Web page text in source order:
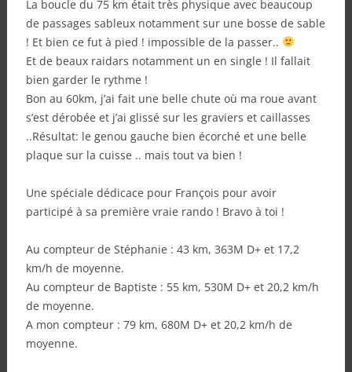
La boucle du 75 km était très physique avec beaucoup
de passages sableux notamment sur une bosse de sable
! Et bien ce fut à pied ! impossible de la passer..
Et de beaux raidars notamment un en single ! Il fallait
bien garder le rythme !
Bon au 60km, j’ai fait une belle chute où ma roue avant
s’est dérobée et j’ai glissé sur les graviers et caillasses
..Résultat: le genou gauche bien écorché et une belle
plaque sur la cuisse .. mais tout va bien !
Une spéciale dédicace pour François pour avoir
participé à sa première vraie rando ! Bravo à toi !
Au compteur de Stéphanie : 43 km, 363M D+ et 17,2
km/h de moyenne.
Au compteur de Baptiste : 55 km, 530M D+ et 20,2 km/h
de moyenne.
A mon compteur : 79 km, 680M D+ et 20,2 km/h de
moyenne.